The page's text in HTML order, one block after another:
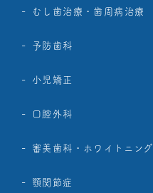
むし歯治療・歯周病治療
予防歯科
小児矯正
口腔外科
審美歯科・ホワイトニング
顎関節症